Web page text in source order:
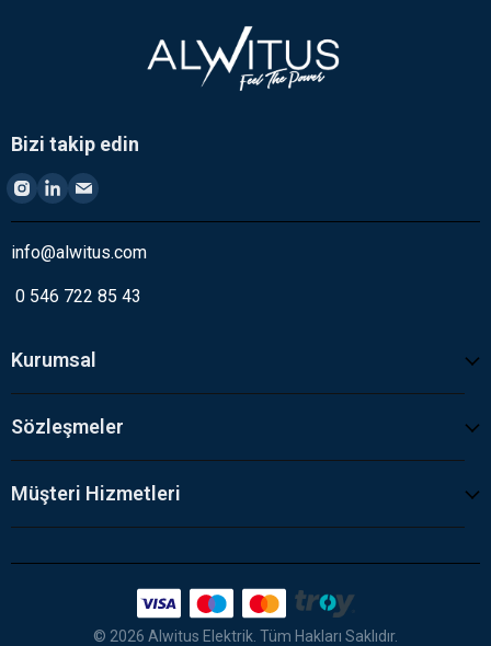
Bizi takip edin
info@alwitus.com
0 546 722 85 43
Kurumsal
Sözleşmeler
Müşteri Hizmetleri
© 2026 Alwitus Elektrik. Tüm Hakları Saklıdır.